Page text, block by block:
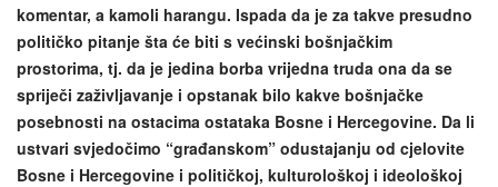
o
n
o
komentar, a kamoli harangu. Ispada da je za takve presudno
političko pitanje šta će biti s većinski bošnjačkim
prostorima, tj. da je jedina borba vrijedna truda ona da se
spriječi zaživljavanje i opstanak bilo kakve bošnjačke
posebnosti na ostacima ostataka Bosne i Hercegovine. Da li
ustvari svjedočimo “građanskom” odustajanju od cjelovite
Bosne i Hercegovine i političkoj, kulturološkoj i ideološkoj